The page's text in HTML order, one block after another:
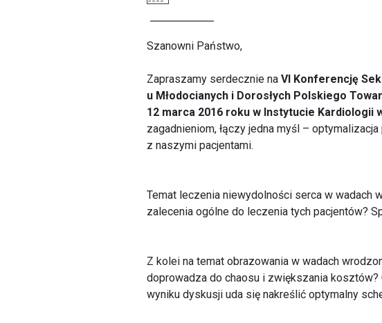
Szanowni Państwo,
Zapraszamy serdecznie na VI Konferencję
u Młodocianych i Dorosłych Polskiego
12 marca 2016 roku w Instytucie Kardiologii
zagadnieniom, łączy jedna myśl –
z naszymi pacjentami.
Temat leczenia niewydolności serca w wadach
zalecenia ogólne do leczenia tych pacjentów?
Z kolei na temat obrazowania w wadach
doprowadza do chaosu i zwiększania kosztów?
wyniku dyskusji uda się nakreślić optymalny